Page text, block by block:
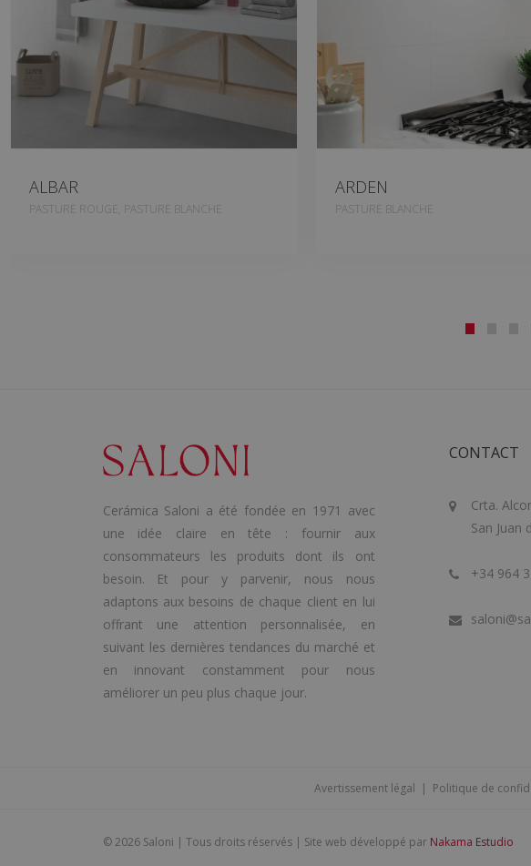
ALBAR
PASTURE ROUGE, PASTURE BLANCHE
ARDEN
PASTURE BLANCHE
Cerámica Saloni a été fondée en 1971 avec
une idée claire en tête : fournir aux
consommateurs les produits dont ils ont
besoin. Et pour y parvenir, nous nous
adaptons aux besoins de chaque client en lui
offrant une attention personnalisée, en
suivant les dernières tendances du marché et
en innovant constamment pour nous
améliorer un peu plus chaque jour.
CONTACT
Crta.
San Juan
+34 964
Avertissement légal | Politique de
©2026 Saloni | Tous droits réservés | Site web développé par Nakama Estudio